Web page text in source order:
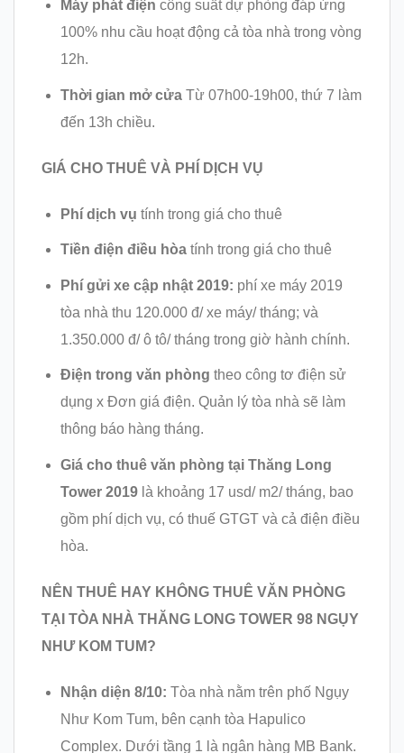
Máy phát điện công suất dự phòng đáp ứng
100% nhu cầu hoạt động cả tòa nhà trong vòng
12h.
Thời gian mở cửa Từ 07h00-19h00, thứ 7 làm
đến 13h chiều.
GIÁ CHO THUÊ VÀ PHÍ DỊCH VỤ
Phí dịch vụ tính trong giá cho thuê
Tiền điện điều hòa tính trong giá cho thuê
Phí gửi xe cập nhật 2019: phí xe máy 2019
tòa nhà thu 120.000 đ/ xe máy/ tháng; và
1.350.000 đ/ ô tô/ tháng trong giờ hành chính.
Điện trong văn phòng theo công tơ điện sử
dụng x Đơn giá điện. Quản lý tòa nhà sẽ làm
thông báo hàng tháng.
Giá cho thuê văn phòng tại Thăng Long
Tower 2019 là khoảng 17 usd/ m2/ tháng, bao
gồm phí dịch vụ, có thuế GTGT và cả điện điều
hòa.
NÊN THUÊ HAY KHÔNG THUÊ VĂN PHÒNG
TẠI TÒA NHÀ THĂNG LONG TOWER 98 NGỤY
NHƯ KOM TUM?
Nhận diện 8/10: Tòa nhà nằm trên phố Ngụy
Như Kom Tum, bên cạnh tòa Hapulico
Complex. Dưới tầng 1 là ngân hàng MB Bank.